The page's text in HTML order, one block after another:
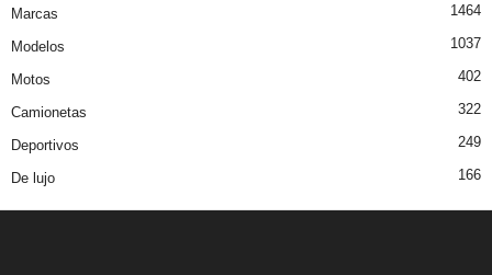
Marcas 1464
Modelos 1037
Motos 402
Camionetas 322
Deportivos 249
De lujo 166